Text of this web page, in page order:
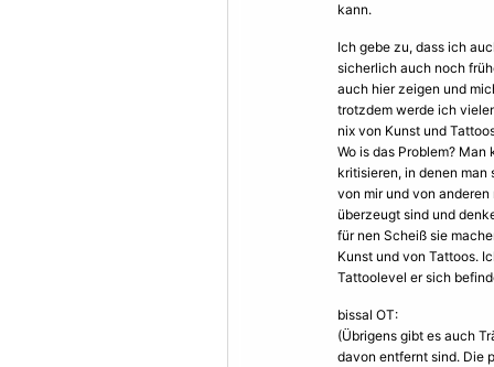
kann.
Ich gebe zu, dass ich
sicherlich auch noch
auch hier zeigen und
trotzdem werde ich
nix von Kunst und
Wo is das Problem?
kritisieren, in denen
von mir und von
überzeugt sind und
für nen Scheiß sie
Kunst und von Tattoos.
Tattoolevel er sich
bissal OT:
(Übrigens gibt es auch
davon entfernt sind. Die